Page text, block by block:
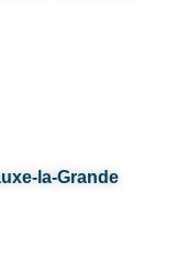
la-Grande